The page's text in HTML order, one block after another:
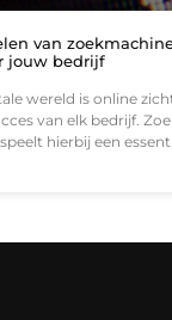
van
jouw bedrijf
wereld is online
van elk bedrijf.
hierbij een